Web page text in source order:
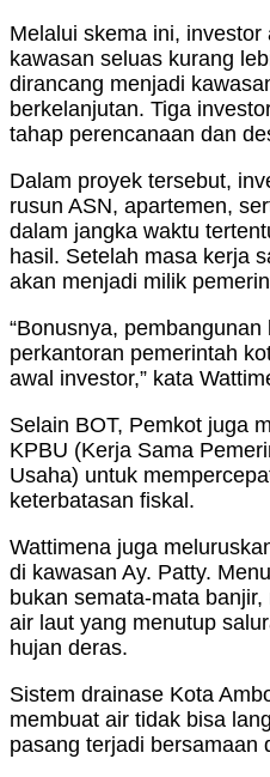
Melalui skema ini, investor
kawasan seluas kurang
dirancang menjadi
berkelanjutan. Tiga
tahap perencanaan dan
Dalam proyek tersebut,
rusun ASN, apartemen,
dalam jangka waktu
hasil. Setelah masa kerja
akan menjadi milik
“Bonusnya,
perkantoran pemerintah
awal investor,” kata
Selain BOT, Pemkot juga
KPBU (Kerja Sama
Usaha) untuk
keterbatasan fiskal.
Wattimena juga
di kawasan Ay. Patty.
bukan semata-mata
air laut yang menutup
hujan deras.
Sistem drainase Kota
membuat air tidak bisa
pasang terjadi bersamaan